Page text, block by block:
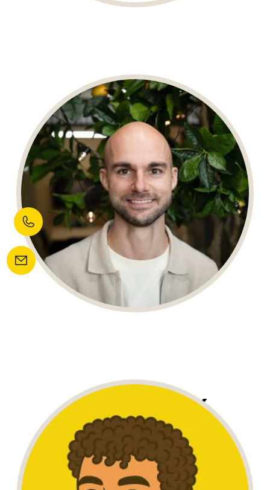
FLIP ZEGERS
Merk- & Marketing Strateeg
AMIR DESSOUKY
WordPress Developer